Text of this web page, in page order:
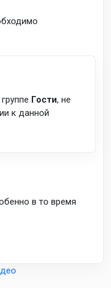
Гости, не
к данной
в то время